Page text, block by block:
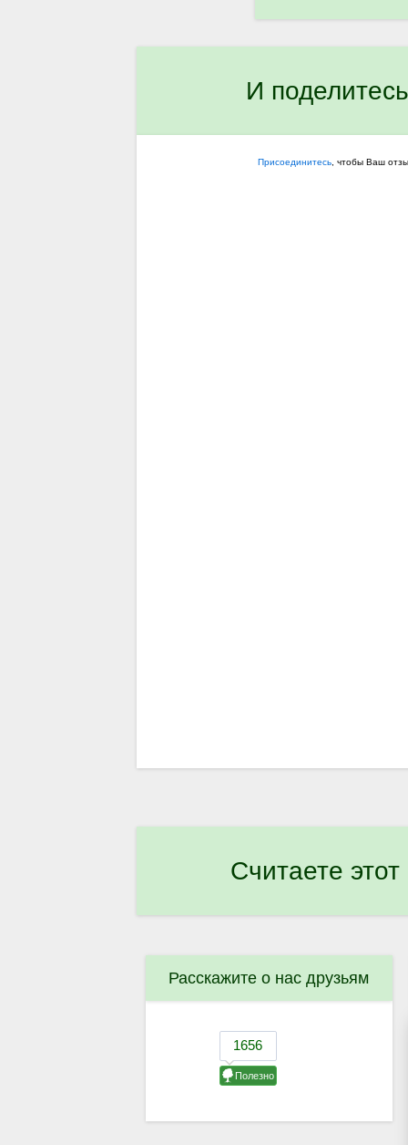
И
Присоединитесь , чтобы Ваш
Считаете
Расскажите о нас друзьям